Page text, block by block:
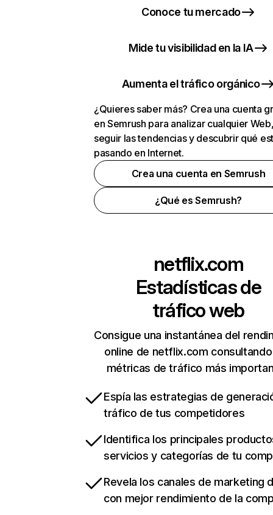
Conoce tu mercado
Mide tu visibilidad en la IA
Aumenta el tráfico orgánico
¿Quieres saber más? Crea una cuenta
en Semrush para analizar cualquier
seguir las tendencias y descubrir qué
pasando en Internet.
Crea una cuenta en Semrush
¿Qué es Semrush?
netflix.com
Estadísticas de
tráfico web
Consigue una instantánea del
online de netflix.com
métricas de tráfico más
Espía las estrategias de
tráfico de tus competidores
Identifica los principales
servicios y categorías de tu
Revela los canales de marketing
con mejor rendimiento de la